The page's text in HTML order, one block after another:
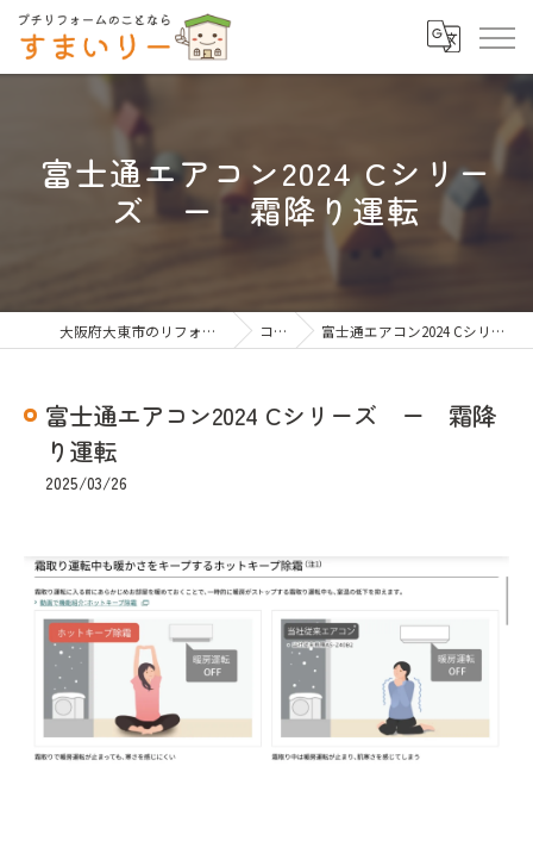
富士通エアコン2024 Cシリー
ズ ー 霜降り運転
大阪府大東市のリフォームならすまいりー コラム 富士通エアコン2024 Cシリーズ ー 霜降り運転
富士通エアコン2024 Cシリーズ ー 霜降
り運転
2025/03/26